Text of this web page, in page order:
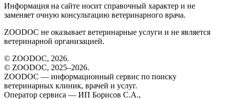
Информация на сайте носит справочный характер и не
заменяет очную консультацию ветеринарного врача.
ZOODOC не оказывает ветеринарные услуги и не является
ветеринарной организацией.
© ZOODOC, 2026.
© ZOODOC, 2025–2026.
ZOODOC — информационный сервис по поиску
ветеринарных клиник, врачей и услуг.
Оператор сервиса — ИП Борисов С.А.,